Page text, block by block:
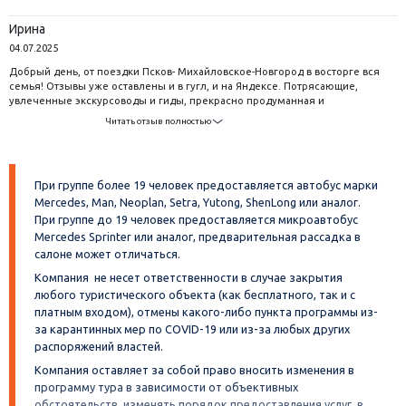
Ирина
04.07.2025
Добрый день, от поездки Псков- Михайловское-Новгород в восторге вся
семья! Отзывы уже оставлены и в гугл, и на Яндексе. Потрясающие,
увлеченные экскурсоводы и гиды, прекрасно продуманная и
Читать отзыв полностью
При группе более 19 человек предоставляется автобус марки
Mercedes, Man, Neoplan, Setra, Yutong, ShenLong или аналог.
При группе до 19 человек предоставляется микроавтобус
Mercedes Sprinter или аналог, предварительная рассадка в
салоне может отличаться.
Компания не несет ответственности в случае закрытия
любого туристического объекта (как бесплатного, так и с
платным входом), отмены какого-либо пункта программы из-
за карантинных мер по COVID-19 или из-за любых других
распоряжений властей.
Компания оставляет за собой право вносить изменения в
программу тура в зависимости от объективных